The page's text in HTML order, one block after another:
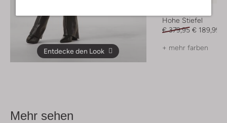
Entdecke den Look
Hohe Stiefel
€ 379,95 € 189,99
+ mehr farben
Mehr sehen